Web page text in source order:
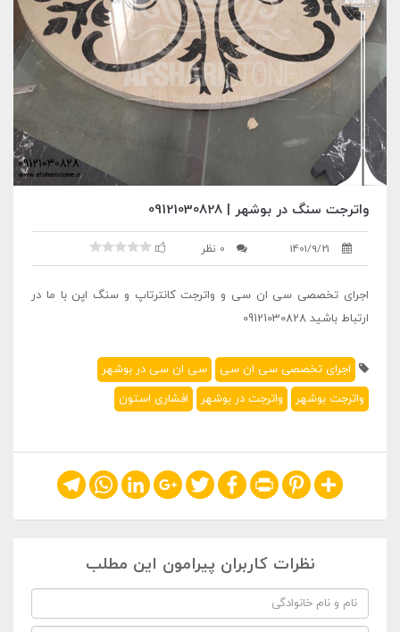
واترجت سنگ در بوشهر | 09121030828
1401/9/21 0 نظر
اجرای تخصصی سی ان سی و واترجت کانترتاپ و سنگ اپن با ما در
ارتباط باشید 09121030828
اجرای تخصصی سی ان سی
سی ان سی در بوشهر
واترجت بوشهر
واترجت در بوشهر افشاری استون
Share
Pinterest
Print
Facebook
Twitter
Google+
LinkedIn
WhatsApp
Telegram
نظرات کاربران پیرامون این مطلب